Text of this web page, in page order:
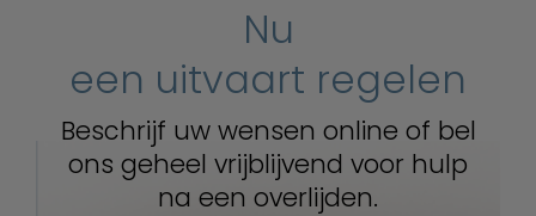
Nu
een uitvaart regelen
Beschrijf uw wensen online of bel
ons geheel vrijblijvend voor hulp
na een overlijden.